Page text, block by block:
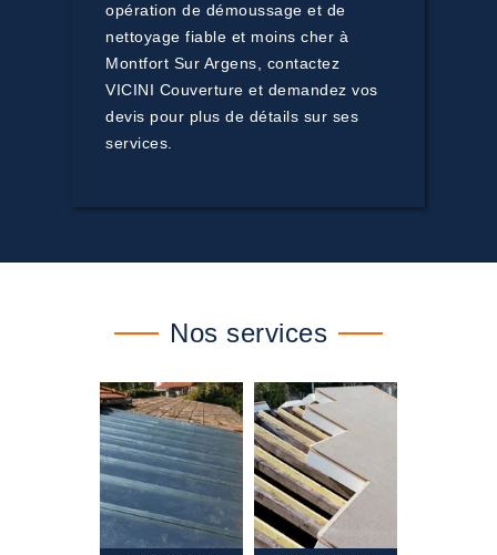
opération de démoussage et de
nettoyage fiable et moins cher à
Montfort Sur Argens, contactez
VICINI Couverture et demandez vos
devis pour plus de détails sur ses
services.
Nos services